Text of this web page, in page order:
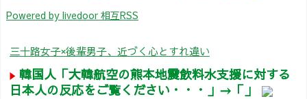
Powered by livedoor 相互RSS
三十路女子×後輩男子、近づく心とすれ違い
韓国人「大韓航空の熊本地震飲料水支援に対する
日本人の反応をご覧ください・・・」→「」